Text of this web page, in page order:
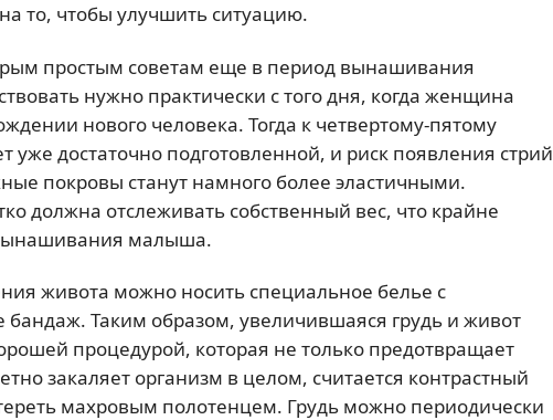
то, чтобы улучшить ситуацию.
простым советам еще в период вынашивания
нужно практически с того дня, когда женщина
нового человека. Тогда к четвертому-пятому
уже достаточно подготовленной, и риск появления стрий
покровы станут намного более эластичными.
должна отслеживать собственный вес, что крайне
малыша.
живота можно носить специальное белье с
Таким образом, увеличившаяся грудь и живот
процедурой, которая не только предотвращает
закаляет организм в целом, считается контрастный
махровым полотенцем. Грудь можно периодически